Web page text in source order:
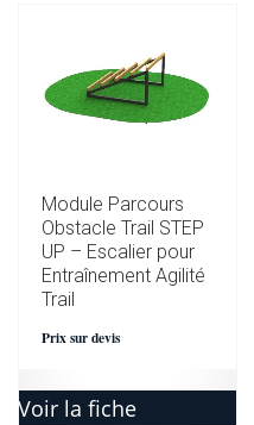
Module Parcours
Obstacle Trail STEP
UP – Escalier pour
Entraînement Agilité
Trail
Prix sur devis
Voir la fiche